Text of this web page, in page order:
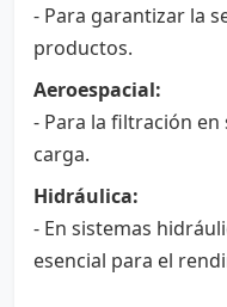
- Para garantizar la
productos.
Aeroespacial:
- Para la filtración en
carga.
Hidráulica:
- En sistemas
esencial para el